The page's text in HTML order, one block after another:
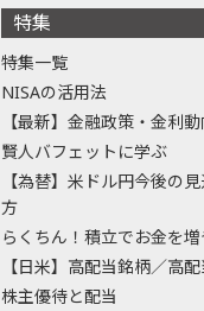
特集
特集一覧
NISAの活用法
【最新】金融政策・金利動
賢人バフェットに学ぶ
【為替】米ドル円今後の
方
らくちん！積立でお金を
【日米】高配当銘柄／高
株主優待と配当